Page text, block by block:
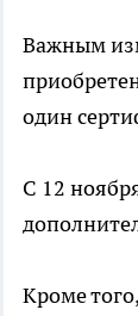
Важным
один
С 12
Кроме